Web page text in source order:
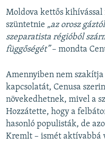
Moldova kettős kihívással
szüntetnie „az orosz
szeparatista régióból
függőségét”– mondta
Amennyiben nem
kapcsolatát, Cenusa
növekedhetnek, mivel a
Hozzátette, hogy a
hasonló populisták, de
Kremlt – ismét aktívabbá